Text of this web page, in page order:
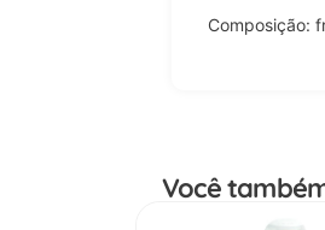
Composição:
Você